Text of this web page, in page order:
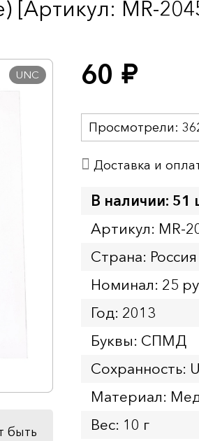
[Артикул: MR-
UNC
быть
60 руб.
Просмотрели:
Доставка и
В наличии: 51
Артикул: MR-
Страна: Россия
Номинал: 25
Год: 2013
Буквы: СПМД
Сохранность:
Материал:
Вес: 10 г